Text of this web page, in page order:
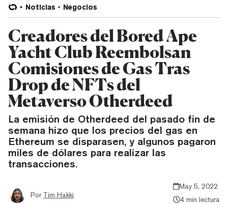
Noticias Negocios
Creadores del Bored Ape
Yacht Club Reembolsan
Comisiones de Gas Tras
Drop de NFTs del
Metaverso Otherdeed
La emisión de Otherdeed del pasado fin de
semana hizo que los precios del gas en
Ethereum se disparasen, y algunos pagaron
miles de dólares para realizar las
transacciones.
Por Tim Hakki
May 5, 2022
4 min lectura